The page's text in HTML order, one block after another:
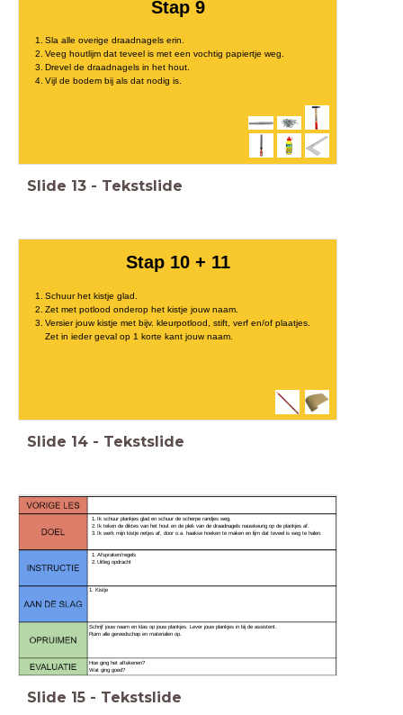
Stap 9
Sla alle overige draadnagels erin.
Veeg houtlijm dat teveel is met een vochtig papiertje weg.
Drevel de draadnagels in het hout.
Vijl de bodem bij als dat nodig is.
Slide 13 - Tekstslide
Stap 10 + 11
Schuur het kistje glad.
Zet met potlood onderop het kistje jouw naam.
Versier jouw kistje met bijv. kleurpotlood, stift, verf en/of plaatjes.
Zet in ieder geval op 1 korte kant jouw naam.
Slide 14 - Tekstslide
Ik werk mijn kistje netjes af, door o.a. haakse hoeken te maken en lijm dat teveel is weg te halen.
Afspraken/regels
Uitleg opdracht
1. Kistje
Schrijf jouw naam en klas op jouw plankjes. Lever jouw plankjes in bij de assistent.
Ruim alle gereedschap en materialen op.
Hoe ging het aftekenen?
Wat ging goed?
Slide 15 - Tekstslide